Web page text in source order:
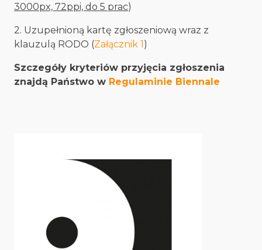
3000px, 72ppi, do 5 prac)
2. Uzupełnioną kartę zgłoszeniową wraz z
klauzulą RODO (Załącznik 1)
Szczegóły kryteriów przyjęcia zgłoszenia
znajdą Państwo w Regulaminie Biennale